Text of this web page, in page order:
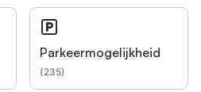
Parkeermogelijkheid
(235)